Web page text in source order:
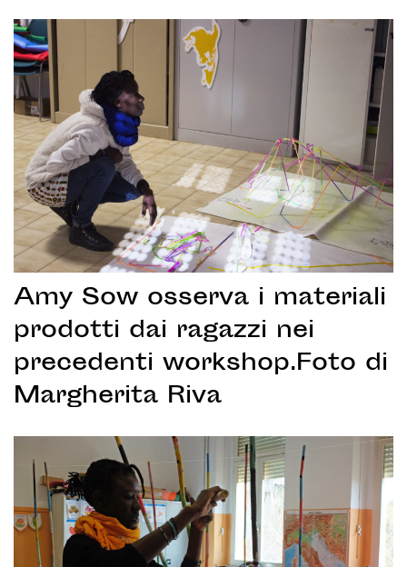
Amy Sow osserva i materiali
prodotti dai ragazzi nei
precedenti workshop.Foto di
Margherita Riva